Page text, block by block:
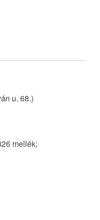
u. 68.)
mellék;